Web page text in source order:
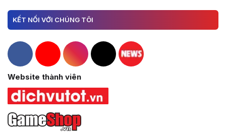
KẾT NỐI VỚI CHÚNG TÔI
Hacom Facebook
Hacom YouTube
Hacom Instagram
Hacom TikTok
Website thành viên